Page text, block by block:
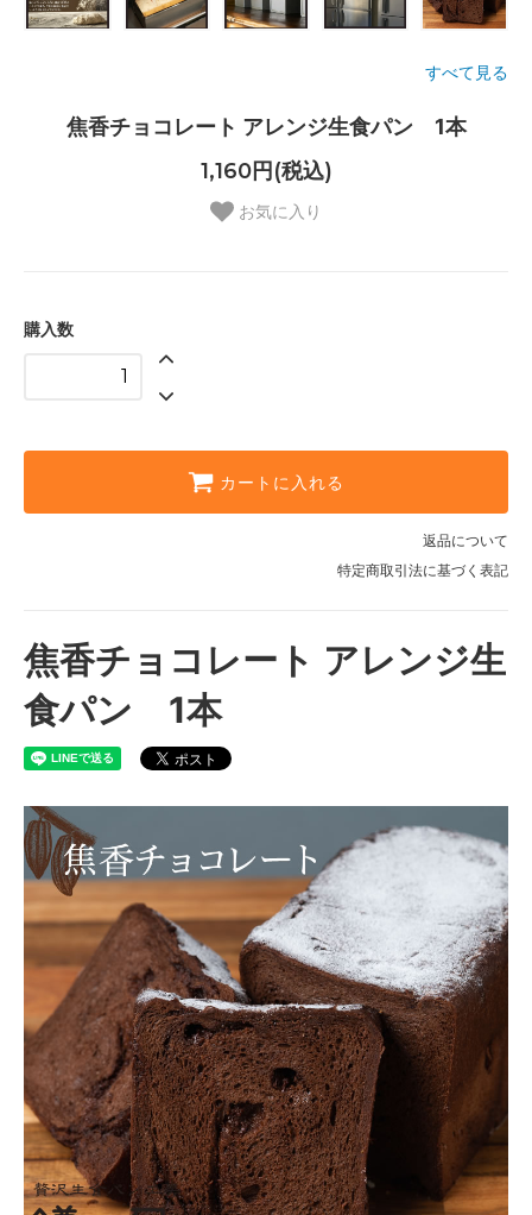
すべて見る
焦香チョコレート アレンジ生食パン 1本
1,160円(税込)
お気に入り
購入数
カートに入れる
返品について
特定商取引法に基づく表記
焦香チョコレート アレンジ生
食パン 1本